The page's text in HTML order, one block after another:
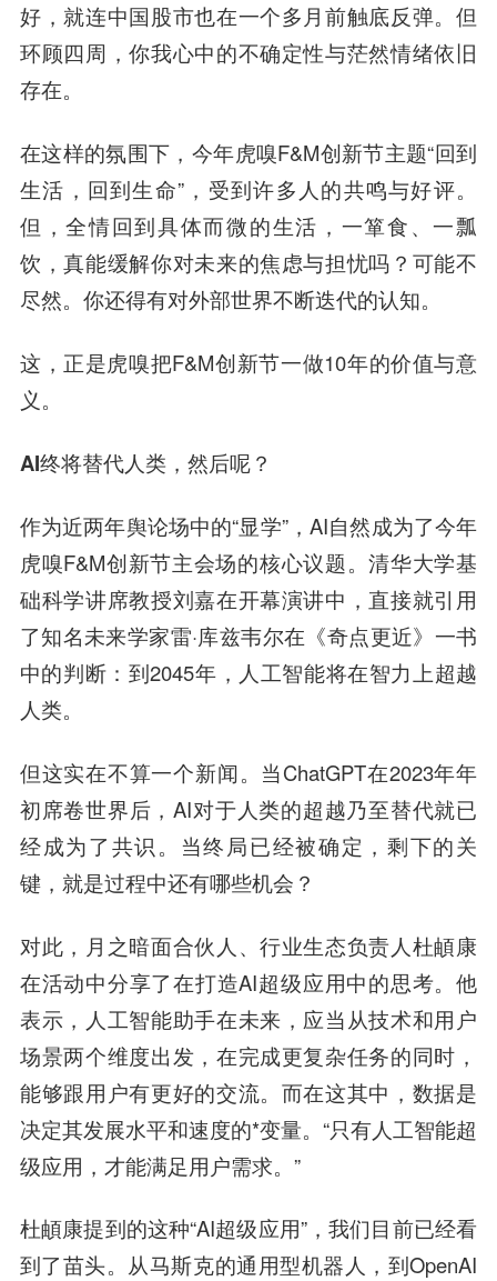
好，就连中国股市也在一个多月前触底反弹。但
环顾四周，你我心中的不确定性与茫然情绪依旧
存在。
在这样的氛围下，今年虎嗅F&M创新节主题“回到
生活，回到生命”，受到许多人的共鸣与好评。
但，全情回到具体而微的生活，一箪食、一瓢
饮，真能缓解你对未来的焦虑与担忧吗？可能不
尽然。你还得有对外部世界不断迭代的认知。
这，正是虎嗅把F&M创新节一做10年的价值与意
义。
AI终将替代人类，然后呢？
作为近两年舆论场中的“显学”，AI自然成为了今年
虎嗅F&M创新节主会场的核心议题。清华大学基
础科学讲席教授刘嘉在开幕演讲中，直接就引用
了知名未来学家雷·库兹韦尔在《奇点更近》一书
中的判断：到2045年，人工智能将在智力上超越
人类。
但这实在不算一个新闻。当ChatGPT在2023年年
初席卷世界后，AI对于人类的超越乃至替代就已
经成为了共识。当终局已经被确定，剩下的关
键，就是过程中还有哪些机会？
对此，月之暗面合伙人、行业生态负责人杜頔康
在活动中分享了在打造AI超级应用中的思考。他
表示，人工智能助手在未来，应当从技术和用户
场景两个维度出发，在完成更复杂任务的同时，
能够跟用户有更好的交流。而在这其中，数据是
决定其发展水平和速度的*变量。“只有人工智能超
级应用，才能满足用户需求。”
杜頔康提到的这种“AI超级应用”，我们目前已经看
到了苗头。从马斯克的通用型机器人，到OpenAI